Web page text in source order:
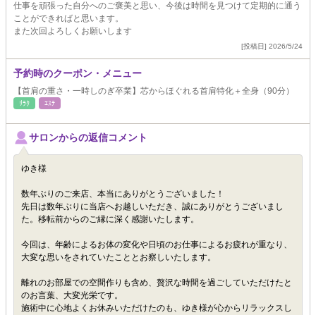
仕事を頑張った自分へのご褒美と思い、今後は時間を見つけて定期的に通う
ことができればと思います。
また次回よろしくお願いします
[投稿日] 2026/5/24
予約時のクーポン・メニュー
【首肩の重さ・一時しのぎ卒業】芯からほぐれる首肩特化＋全身（90分）
ﾘﾗｸ ｴｽﾃ
サロンからの返信コメント
ゆき様
数年ぶりのご来店、本当にありがとうございました！
先日は数年ぶりに当店へお越しいただき、誠にありがとうございまし
た。移転前からのご縁に深く感謝いたします。
今回は、年齢によるお体の変化や日頃のお仕事によるお疲れが重なり、
大変な思いをされていたこととお察しいたします。
離れのお部屋での空間作りも含め、贅沢な時間を過ごしていただけたと
のお言葉、大変光栄です。
施術中に心地よくお休みいただけたのも、ゆき様が心からリラックスし